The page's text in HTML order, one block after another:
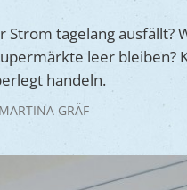
Strom tagelang
leer
handeln.
MARTINA GRÄF